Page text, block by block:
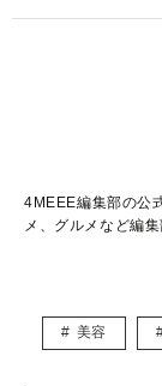
4MEEE編集部の公
メ、グルメなど編
美容